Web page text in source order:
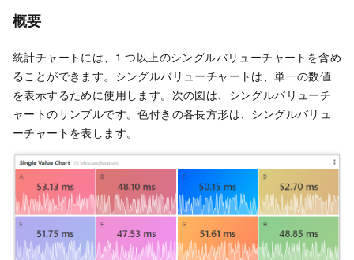
概要
統計チャートには、1 つ以上のシングルバリューチャートを含め
ることができます。シングルバリューチャートは、単一の数値
を表示するために使用します。次の図は、シングルバリューチ
ャートのサンプルです。色付きの各長方形は、シングルバリュ
ーチャートを表します。